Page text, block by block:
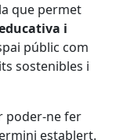
que permet
i
públic com
sostenibles i
poder-ne fer
establert.